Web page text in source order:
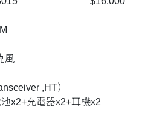
風
,HT）
池x2+充電器x2+耳機x2